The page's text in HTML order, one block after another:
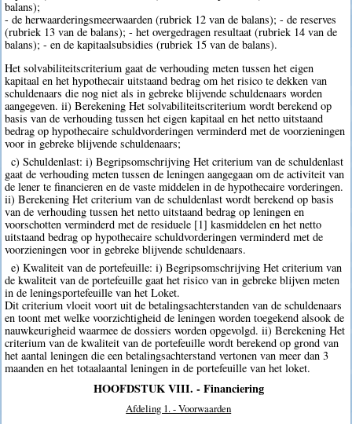
balans);
- de herwaarderingsmeerwaarden (rubriek 12 van de balans); - de reserves
(rubriek 13 van de balans); - het overgedragen resultaat (rubriek 14 van de
balans); - en de kapitaalsubsidies (rubriek 15 van de balans).
Het solvabiliteitscriterium gaat de verhouding meten tussen het eigen
kapitaal en het hypothecair uitstaand bedrag om het risico te dekken van
schuldenaars die nog niet als in gebreke blijvende schuldenaars worden
aangegeven. ii) Berekening Het solvabiliteitscriterium wordt berekend op
basis van de verhouding tussen het eigen kapitaal en het netto uitstaand
bedrag op hypothecaire schuldvorderingen verminderd met de voorzieningen
voor in gebreke blijvende schuldenaars;
c) Schuldenlast: i) Begripsomschrijving Het criterium van de schuldenlast
gaat de verhouding meten tussen de leningen aangegaan om de activiteit van
de lener te financieren en de vaste middelen in de hypothecaire vorderingen.
ii) Berekening Het criterium van de schuldenlast wordt berekend op basis
van de verhouding tussen het netto uitstaand bedrag op leningen en
voorschotten verminderd met de residuele [1] kasmiddelen en het netto
uitstaand bedrag op hypothecaire schuldvorderingen verminderd met de
voorzieningen voor in gebreke blijvende schuldenaars.
e) Kwaliteit van de portefeuille: i) Begripsomschrijving Het criterium van
de kwaliteit van de portefeuille gaat het risico van in gebreke blijven meten
in de leningsportefeuille van het Loket.
Dit criterium vloeit voort uit de betalingsachterstanden van de schuldenaars
en toont met welke voorzichtigheid de leningen worden toegekend alsook de
nauwkeurigheid waarmee de dossiers worden opgevolgd. ii) Berekening Het
criterium van de kwaliteit van de portefeuille wordt berekend op grond van
het aantal leningen die een betalingsachterstand vertonen van meer dan 3
maanden en het totaalaantal leningen in de portefeuille van het loket.
HOOFDSTUK VIII. - Financiering
Afdeling 1. - Voorwaarden